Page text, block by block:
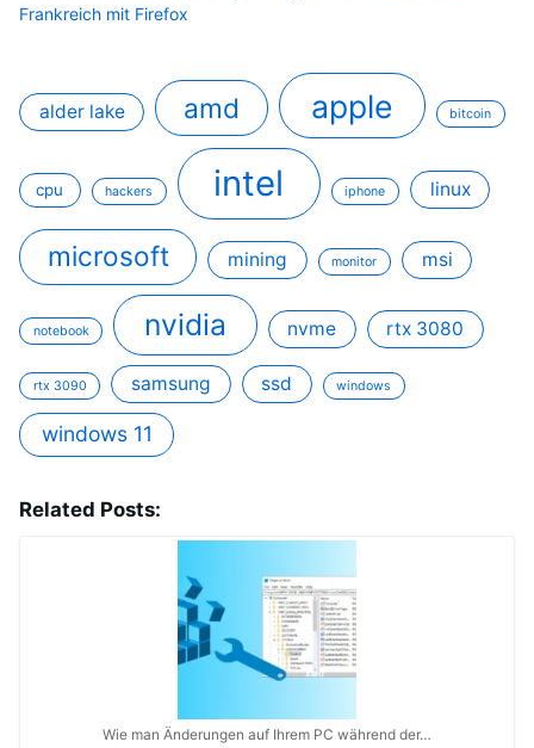
Frankreich mit Firefox
alder lake amd apple bitcoin
cpu hackers intel iphone linux
microsoft mining monitor msi
notebook nvidia nvme rtx 3080
rtx 3090 samsung ssd windows
windows 11
Related Posts:
Wie man Änderungen auf Ihrem PC während der…